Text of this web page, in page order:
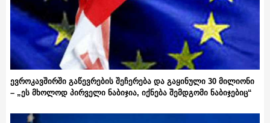
ევროკავშირში გაწევრების შეჩერება და გაყინული 30 მილიონი
– „ეს მხოლოდ პირველი ნაბიჯია, იქნება შემდგომი ნაბიჯებიც“